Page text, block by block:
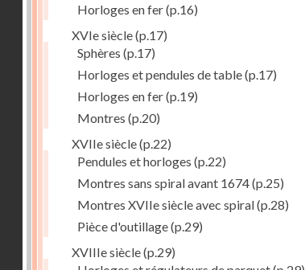
Horloges en fer(p.16)
XVIe siècle(p.17)
Sphères (p.17)
Horloges et pendules de table(p.17)
Horloges en fer(p.19)
Montres (p.20)
XVIIe siècle(p.22)
Pendules et horloges (p.22)
Montres sans spiral avant 1674(p.25)
Montres XVIIe siècle avec spiral(p.28)
Pièce d'outillage(p.29)
XVIIIe siècle(p.29)